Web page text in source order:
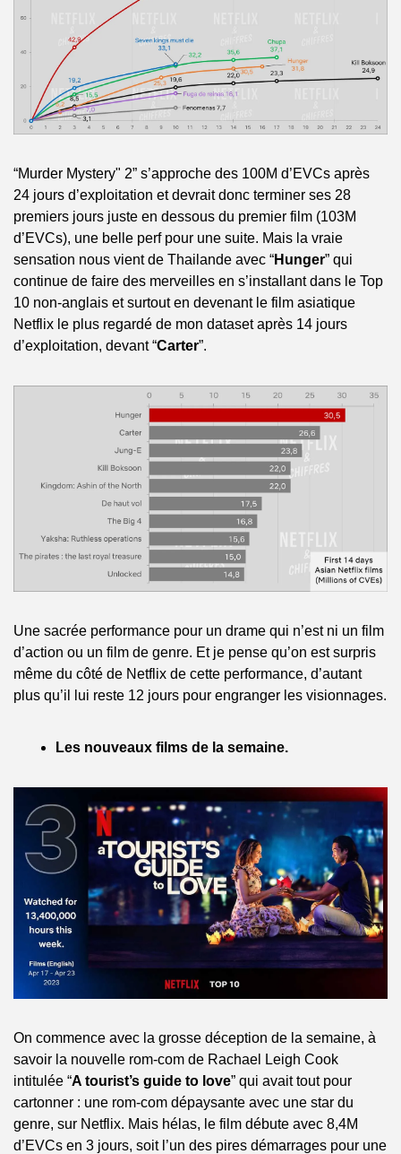
“Murder Mystery" 2” s’approche des 100M d’EVCs après
24 jours d’exploitation et devrait donc terminer ses 28
premiers jours juste en dessous du premier film (103M
d’EVCs), une belle perf pour une suite. Mais la vraie
sensation nous vient de Thailande avec “Hunger” qui
continue de faire des merveilles en s’installant dans le Top
10 non-anglais et surtout en devenant le film asiatique
Netflix le plus regardé de mon dataset après 14 jours
d’exploitation, devant “Carter”.
Une sacrée performance pour un drame qui n’est ni un film
d’action ou un film de genre. Et je pense qu’on est surpris
même du côté de Netflix de cette performance, d’autant
plus qu’il lui reste 12 jours pour engranger les visionnages.
Les nouveaux films de la semaine.
On commence avec la grosse déception de la semaine, à
savoir la nouvelle rom-com de Rachael Leigh Cook
intitulée “A tourist’s guide to love” qui avait tout pour
cartonner : une rom-com dépaysante avec une star du
genre, sur Netflix. Mais hélas, le film débute avec 8,4M
d’EVCs en 3 jours, soit l’un des pires démarrages pour une